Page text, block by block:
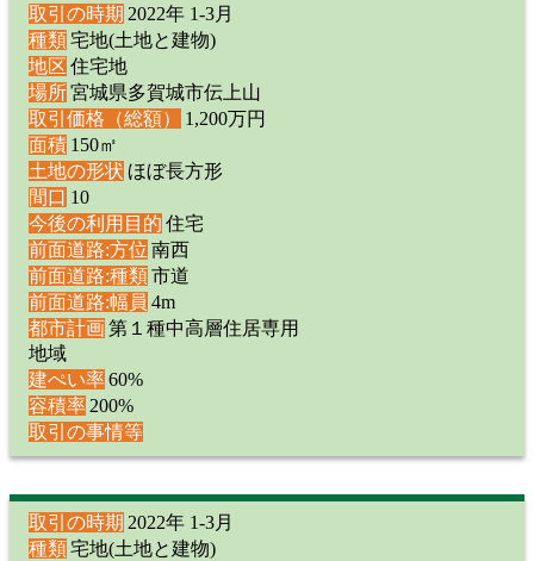
取引の時期 2022年 1-3月
種類 宅地(土地と建物)
地区 住宅地
場所宮城県多賀城市伝上山
取引価格（総額）
1,200万円
面積 150㎡
土地の形状 ほぼ長方形
間口 10
今後の利用目的 住宅
前面道路:方位 南西
前面道路:種類 市道
前面道路:幅員 4m
都市計画 第１種中高層住居専用
地域
建ぺい率60%
容積率200%
取引の事情等
取引の時期 2022年 1-3月
種類 宅地(土地と建物)